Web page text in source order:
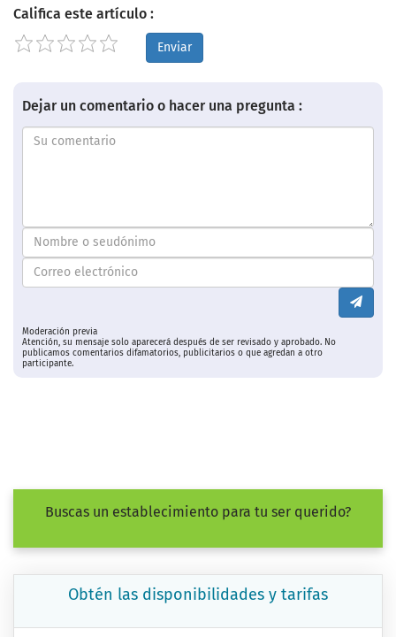
Califica este artículo :
Enviar
Dejar un comentario o hacer una pregunta :
Moderación previa
Atención, su mensaje solo aparecerá después de ser revisado y aprobado. No
publicamos comentarios difamatorios, publicitarios o que agredan a otro
participante.
Buscas un establecimiento para tu ser querido?
Obtén las disponibilidades y tarifas